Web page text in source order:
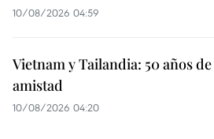
10/08/2026 04:59
Vietnam y Tailandia: 50 años de
amistad
10/08/2026 04:20